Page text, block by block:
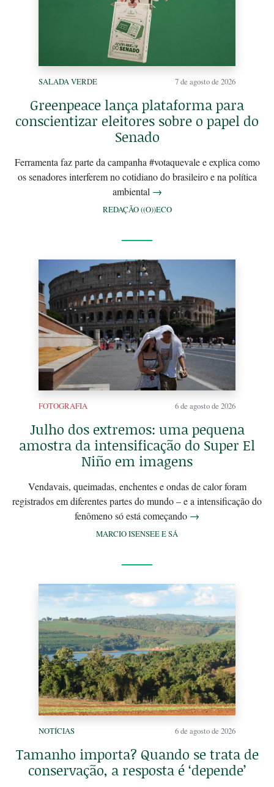
SALADA VERDE 7 de agosto de 2026
Greenpeace lança plataforma para
conscientizar eleitores sobre o papel do
Senado
Ferramenta faz parte da campanha #votaquevale e explica como
os senadores interferem no cotidiano do brasileiro e na política
ambiental →
REDAÇÃO ((O))ECO
FOTOGRAFIA 6 de agosto de 2026
Julho dos extremos: uma pequena
amostra da intensificação do Super El
Niño em imagens
Vendavais, queimadas, enchentes e ondas de calor foram
registrados em diferentes partes do mundo – e a intensificação do
fenômeno só está começando →
MARCIO ISENSEE E SÁ
NOTÍCIAS 6 de agosto de 2026
Tamanho importa? Quando se trata de
conservação, a resposta é ‘depende’